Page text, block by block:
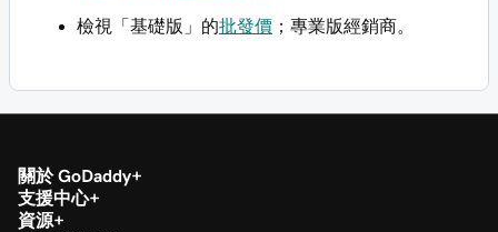
檢視「基礎版」的批發價 ；專業版經銷商。
關於 GoDaddy
支援中心
資源